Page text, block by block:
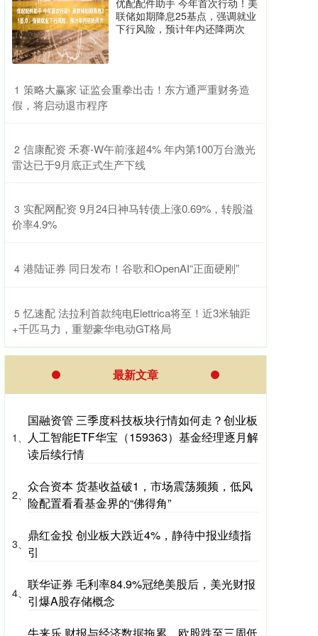
优配配件助手 今年首次行动！美
联储如期降息25基点，强调就业
下行风险，预计年内还降两次
1 ​策略大赢家 证监会重拳出击！东方通严重财务造
假，将启动退市程序
2 ​信康配资 禾赛-W午前涨超4% 年内第100万台激光
雷达已于9月底正式生产下线
3 ​实配网配资 9月24日神马转债上涨0.69%，转股溢
价率4.9%
4 ​港陆证券 同日发布！谷歌和OpenAI“正面硬刚”
5 ​忆速配 法拉利首款纯电Elettrica将至！近3米轴距
+千匹马力，重塑豪华电动GT格局
最新文章
1、
国融资管 三季度科技板块行情如何走？创业板
人工智能ETF华宝（159363）基金经理逐月解
读后续行情
2、
众合资本 货基收益破1，市场震荡频频，低风
险配置看看基金界的“佛得角”
3、
鼎红金投 创业板大跌近4%，静待中报业绩指
引
4、
联华证券 毛利率84.9%冠绝美股后，美光财报
引爆A股存储概念